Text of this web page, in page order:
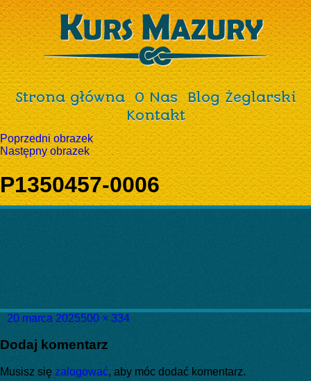
Strona główna O Nas
Blog Żeglarski
Kontakt
Poprzedni obrazek
Następny obrazek
P1350457-0006
Data
20 marca 2025Pełny
500 × 334
Dodaj komentarz
Musisz się zalogować, aby móc dodać komentarz.